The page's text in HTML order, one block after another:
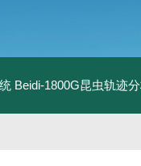
Beidi-1800G昆虫轨迹